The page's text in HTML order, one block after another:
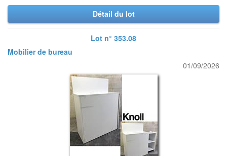
Détail du lot
Lot n° 353.08
Mobilier de bureau
01/09/2026